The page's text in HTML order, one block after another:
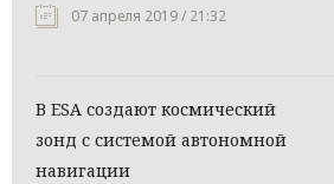
07 апреля 2019 / 21:32
В ESA создают космический
зонд с системой автономной
навигации